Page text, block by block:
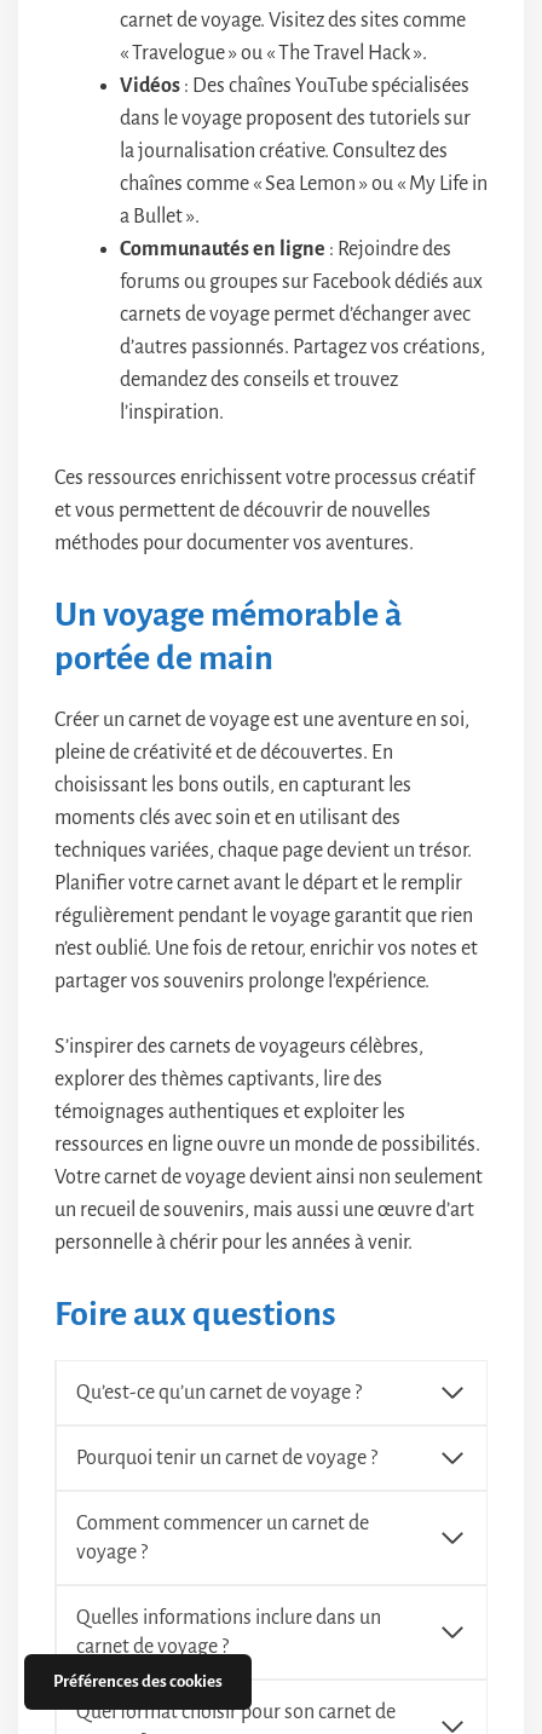
Préférences des cookies
carnet de voyage. Visitez des sites comme
« Travelogue » ou « The Travel Hack ».
Vidéos : Des chaînes YouTube spécialisées
dans le voyage proposent des tutoriels sur
la journalisation créative. Consultez des
chaînes comme « Sea Lemon » ou « My Life in
a Bullet ».
Communautés en ligne : Rejoindre des
forums ou groupes sur Facebook dédiés aux
carnets de voyage permet d’échanger avec
d’autres passionnés. Partagez vos créations,
demandez des conseils et trouvez
l’inspiration.
Ces ressources enrichissent votre processus créatif
et vous permettent de découvrir de nouvelles
méthodes pour documenter vos aventures.
Un voyage mémorable à
portée de main
Créer un carnet de voyage est une aventure en soi,
pleine de créativité et de découvertes. En
choisissant les bons outils, en capturant les
moments clés avec soin et en utilisant des
techniques variées, chaque page devient un trésor.
Planifier votre carnet avant le départ et le remplir
régulièrement pendant le voyage garantit que rien
n’est oublié. Une fois de retour, enrichir vos notes et
partager vos souvenirs prolonge l’expérience.
S’inspirer des carnets de voyageurs célèbres,
explorer des thèmes captivants, lire des
témoignages authentiques et exploiter les
ressources en ligne ouvre un monde de possibilités.
Votre carnet de voyage devient ainsi non seulement
un recueil de souvenirs, mais aussi une œuvre d’art
personnelle à chérir pour les années à venir.
Foire aux questions
Qu’est-ce qu’un carnet de voyage ?
Pourquoi tenir un carnet de voyage ?
Comment commencer un carnet de
voyage ?
Quelles informations inclure dans un
carnet de voyage ?
Quel format choisir pour son carnet de